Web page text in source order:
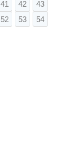
41 42
43
52 53
54